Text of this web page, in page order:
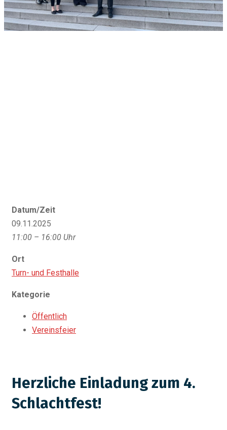
Datum/Zeit
09.11.2025
11:00 – 16:00 Uhr
Ort
Turn- und Festhalle
Kategorie
Öffentlich
Vereinsfeier
Herzliche Einladung zum 4.
Schlachtfest!